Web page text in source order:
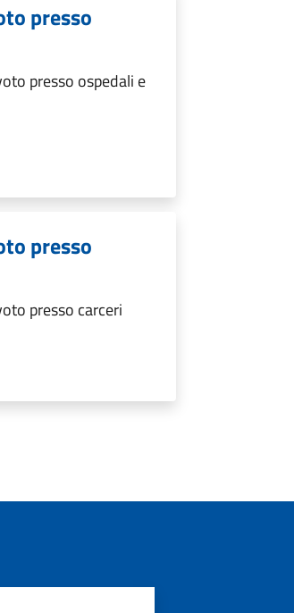
presso
presso ospedali e
presso
presso carceri